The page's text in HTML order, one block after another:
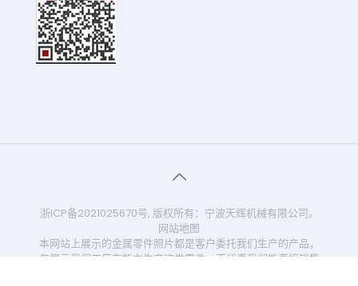
浙ICP备2021025670号, 版权所有：宁波天辉机械有限公司。
网站地图
本网站上展示的金属零件照片都是客户委托我们生产的产品，
仅展示我们工厂有能力生产这类零件，不代表我们能直接销售